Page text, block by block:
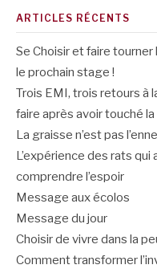
ARTICLES RÉCENTS
Se Choisir et faire tourner
le prochain stage !
Trois EMI, trois retours à
faire après avoir touché la
La graisse n’est pas
L’expérience des rats
comprendre l’espoir
Message aux écolos
Message du jour
Choisir de vivre dans la
Comment transformer